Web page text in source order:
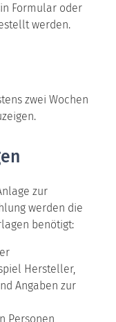
Formular oder
werden.
zwei Wochen
zur
werden die
benötigt:
Hersteller,
Angaben zur
Personen